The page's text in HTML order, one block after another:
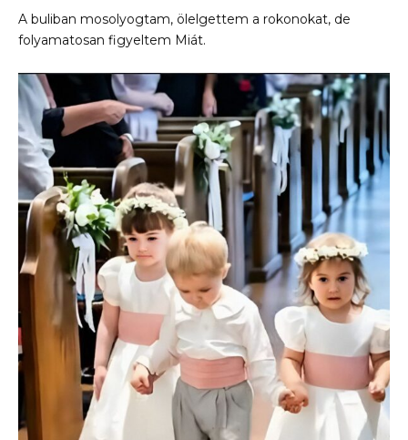
A buliban mosolyogtam, ölelgettem a rokonokat, de
folyamatosan figyeltem Miát.